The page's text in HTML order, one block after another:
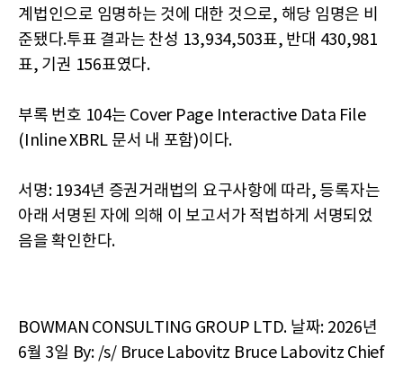
계법인으로 임명하는 것에 대한 것으로, 해당 임명은 비
준됐다.투표 결과는 찬성 13,934,503표, 반대 430,981
표, 기권 156표였다.
부록 번호 104는 Cover Page Interactive Data File
(Inline XBRL 문서 내 포함)이다.
서명: 1934년 증권거래법의 요구사항에 따라, 등록자는
아래 서명된 자에 의해 이 보고서가 적법하게 서명되었
음을 확인한다.
BOWMAN CONSULTING GROUP LTD. 날짜: 2026년
6월 3일 By: /s/ Bruce Labovitz Bruce Labovitz Chief